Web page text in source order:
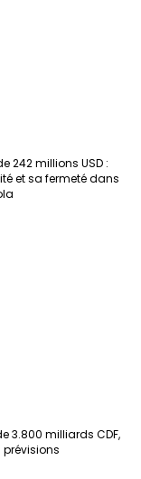
242 millions USD :
et sa fermeté dans
3.800 milliards CDF,
prévisions